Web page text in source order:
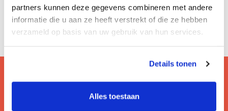
partners kunnen deze gegevens combineren met andere
informatie die u aan ze heeft verstrekt of die ze hebben
verzameld op basis van uw gebruik van hun services.
Details tonen
Alles toestaan
Vragen? Bezoek onze faq!